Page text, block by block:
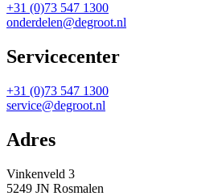
+31 (0)73 547 1300
onderdelen@degroot.nl
Servicecenter
+31 (0)73 547 1300
service@degroot.nl
Adres
Vinkenveld 3
5249 JN Rosmalen